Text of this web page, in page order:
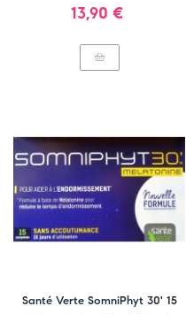
Prix
13,90 €
Santé Verte SomniPhyt 30' 15